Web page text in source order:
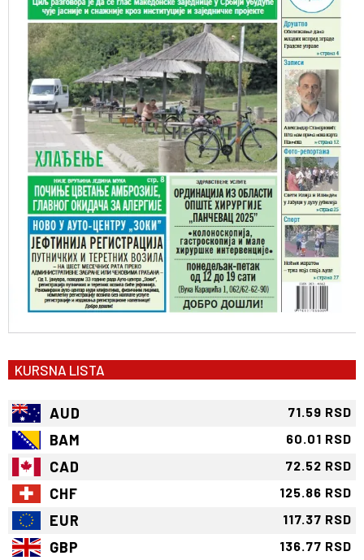
KURSNA LISTA
AUD 71.59 RSD
BAM 60.01 RSD
CAD 72.52 RSD
CHF 125.86 RSD
EUR 117.37 RSD
GBP 136.77 RSD